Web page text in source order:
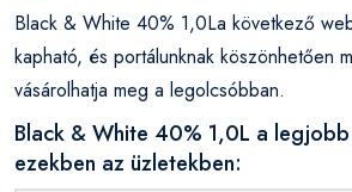
Black & White 40% 1,0La következő
kapható, és portálunknak köszönhetően
vásárolhatja meg a legolcsóbban.
Black & White 40% 1,0L a
ezekben az üzletekben: